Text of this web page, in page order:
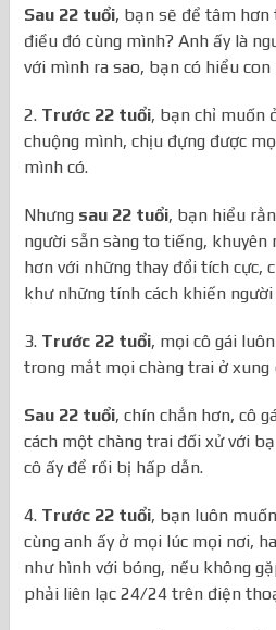
Sau 22 tuổi, bạn sẽ để tâm hơn
điều đó cùng mình? Anh ấy là
với mình ra sao, bạn có hiểu con
2. Trước 22 tuổi, bạn chỉ muốn
chuộng mình, chịu đựng được
mình có.
Nhưng sau 22 tuổi, bạn hiểu
người sẵn sàng to tiếng,
hơn với những thay đổi tích cực,
khư những tính cách khiến
3. Trước 22 tuổi, mọi cô gái
trong mắt mọi chàng trai ở xung
Sau 22 tuổi, chín chắn hơn, cô
cách một chàng trai đối xử với
cô ấy để rồi bị hấp dẫn.
4. Trước 22 tuổi, bạn luôn
cùng anh ấy ở mọi lúc mọi nơi,
như hình với bóng, nếu không
phải liên lạc 24/24 trên điện